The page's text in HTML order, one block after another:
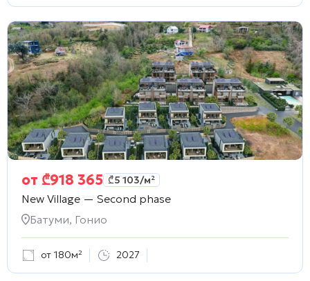
от ₾918 365 ₾5 103/м²
New Village — Second phase
Батуми, Гонио
от 180м² 2027